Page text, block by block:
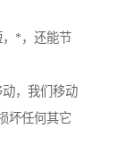
，*，还能节
，我们移动
坏任何其它